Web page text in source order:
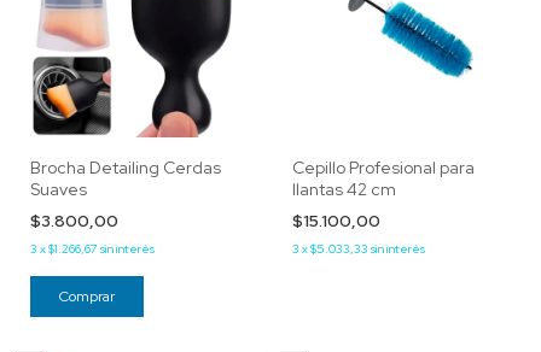
Brocha Detailing Cerdas
Suaves
$3.800,00
3 x$1.266,67 sin interés
Cepillo Profesional para
llantas 42 cm
$15.100,00
3 x$5.033,33 sin interés